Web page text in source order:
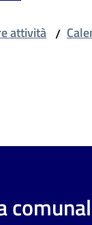
attività /